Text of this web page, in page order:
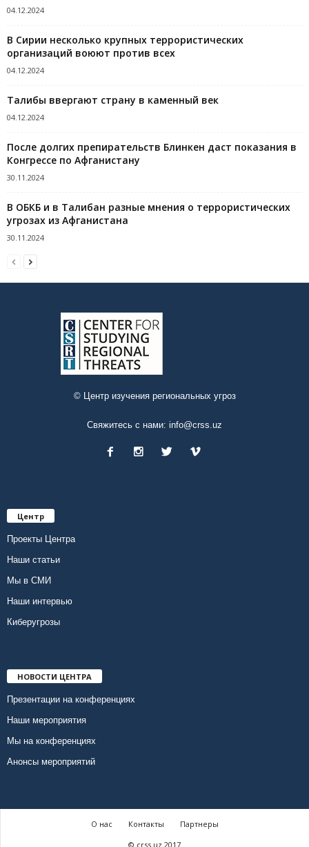
04.12.2024
В Сирии несколько крупных террористических
организаций воюют против всех
04.12.2024
Талибы ввергают страну в каменный век
04.12.2024
После долгих препирательств Блинкен даст показания в
Конгрессе по Афганистану
30.11.2024
В ОБКБ и в Талибан разные мнения о террористических
угрозах из Афганистана
30.11.2024
© Центр изучения региональных угроз
Свяжитесь с нами: info@crss.uz
Центр
Проекты Центра
Наши статьи
Мы в СМИ
Наши интервью
Киберугрозы
НОВОСТИ ЦЕНТРА
Презентации на конференциях
Наши мероприятия
Мы на конференциях
Анонсы мероприятий
О нас Контакты
Партнеры
© crss.uz 2017